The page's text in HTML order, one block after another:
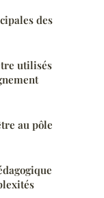
des
utilisés
au pôle